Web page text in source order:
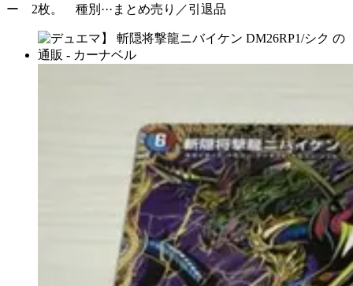
ー 2枚。 種別···まとめ売り／引退品